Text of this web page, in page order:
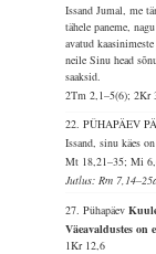
Issand Jumal, me
tähele paneme,
avatud
neile Sinu head
saaksid.
2Tm 2,1–5(6); 2Kr
22. PÜHAPÄEV
Issand, sinu käes
Mt 18,21–35; Mi
Jutlus: Rm
27. Pühapäev
Väeavaldustes on
1Kr 12,6